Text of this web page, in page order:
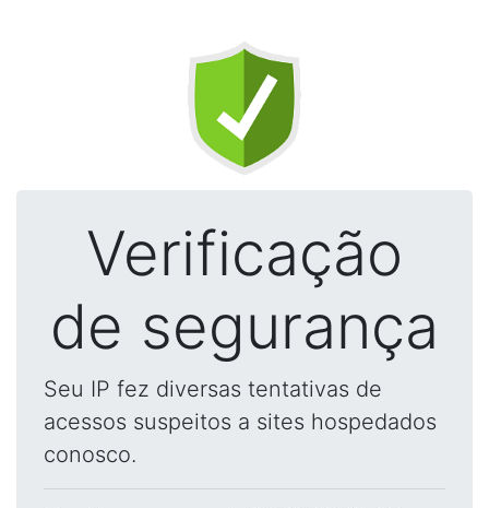
Verificação
de segurança
Seu IP fez diversas tentativas de
acessos suspeitos a sites hospedados
conosco.